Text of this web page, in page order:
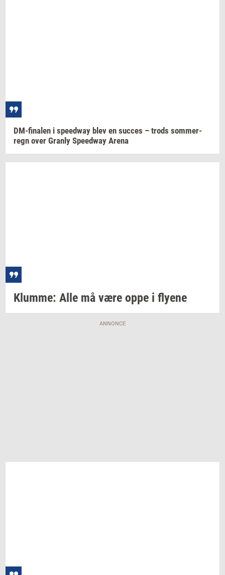
DM-​finalen i spe­edway blev en suc­ces – trods som­mer­
regn over Gran­ly Spe­edway Arena
Klum­me: Alle må være oppe i fly­e­ne
ANNONCE